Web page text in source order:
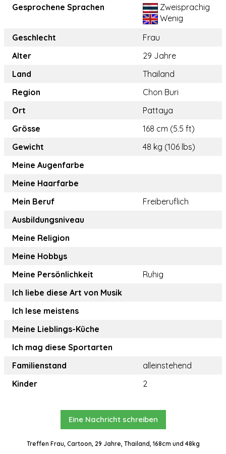
Gesprochene Sprachen
Zweisprachig
Wenig
Geschlecht
Frau
Alter
29 Jahre
Land
Thailand
Region
Chon Buri
Ort
Pattaya
Grösse
168 cm (5.5 ft)
Gewicht
48 kg (106 lbs)
Meine Augenfarbe
Meine Haarfarbe
Mein Beruf
Freiberuflich
Ausbildungsniveau
Meine Religion
Meine Hobbys
Meine Persönlichkeit
Ruhig
Ich liebe diese Art von Musik
Ich lese meistens
Meine Lieblings-Küche
Ich mag diese Sportarten
Familienstand
alleinstehend
Kinder
2
Eine Nachricht schreiben
Treffen Frau, Cartoon, 29 Jahre, Thailand, 168cm und 48kg